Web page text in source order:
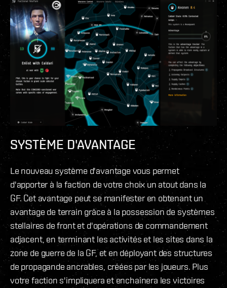
SYSTÈME D'AVANTAGE
Le nouveau système d'avantage vous permet
d'apporter à la faction de votre choix un atout dans la
GF. Cet avantage peut se manifester en obtenant un
avantage de terrain grâce à la possession de systèmes
stellaires de front et d'opérations de commandement
adjacent, en terminant les activités et les sites dans la
zone de guerre de la GF, et en déployant des structures
de propagande ancrables, créées par les joueurs. Plus
votre faction s'impliquera et enchaînera les victoires